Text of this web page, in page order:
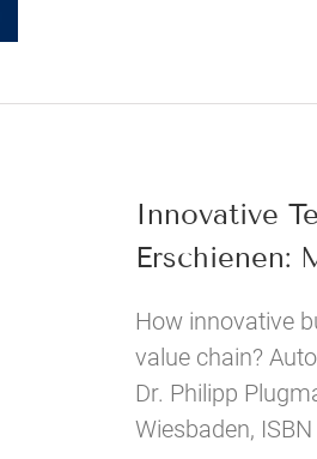
Innovative
Erschienen:
How innovative
value chain?
Dr. Philipp
Wiesbaden,